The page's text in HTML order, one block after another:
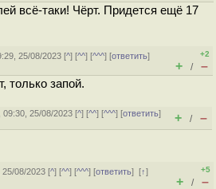
всё-таки! Чёрт. Придется ещё 17
25/08/2023 [^] [^^] [^^^] [ответить]
+2
+ / –
только запой.
09:30, 25/08/2023 [^] [^^] [^^^] [ответить]
+ / –
25/08/2023 [^] [^^] [^^^] [ответить][↑]
+5
+ / –